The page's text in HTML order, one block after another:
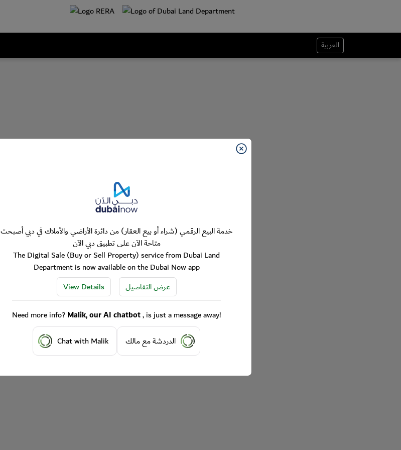
العربية
خدمة البيع الرقمي (شراء أو بيع العقار) من دائرة الأراضي والأملاك في دبي أصبحت
متاحة الآن على تطبيق دبي الآن
The Digital Sale (Buy or Sell Property) service from Dubai Land
Department is now available on the Dubai Now app
View Details
عرض التفاصيل
Need more info?Malik, our AI chatbot, is just a message away!
Chat with Malik
الدردشة مع مالك